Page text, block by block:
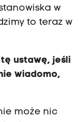
w
to teraz w
ustawę, jeśli
wiadomo,
może nic